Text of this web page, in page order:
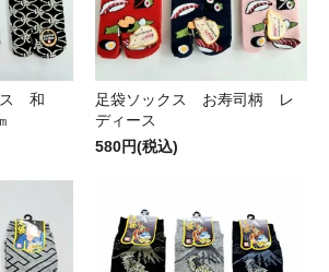
ス 和
足袋ソックス お寿司柄 レ
ディース
580円(税込)